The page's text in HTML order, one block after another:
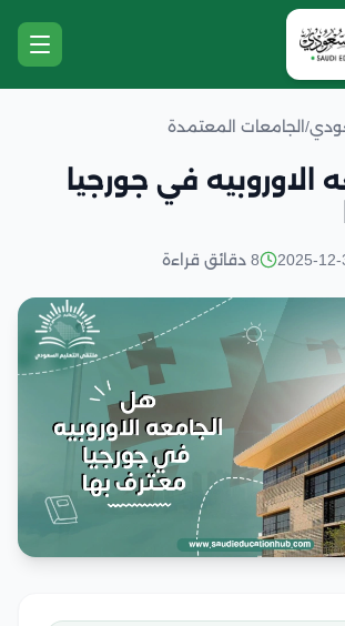
/ الجامعات المعتمدة
الاوروبيه في جورجيا
2025-12- 8 دقائق قراءة